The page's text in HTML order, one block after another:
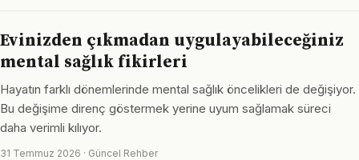
Evinizden çıkmadan uygulayabileceğiniz
mental sağlık fikirleri
Hayatın farklı dönemlerinde mental sağlık öncelikleri de değişiyor.
Bu değişime direnç göstermek yerine uyum sağlamak süreci
daha verimli kılıyor.
31 Temmuz 2026 · Güncel Rehber